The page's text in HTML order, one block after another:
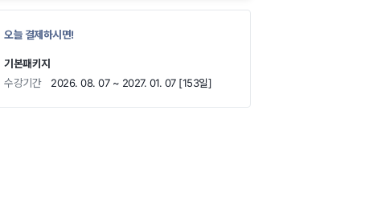
오늘 결제하시면!
기본패키지
수강기간
2026. 08. 07 ~ 2027. 01. 07 [153일]